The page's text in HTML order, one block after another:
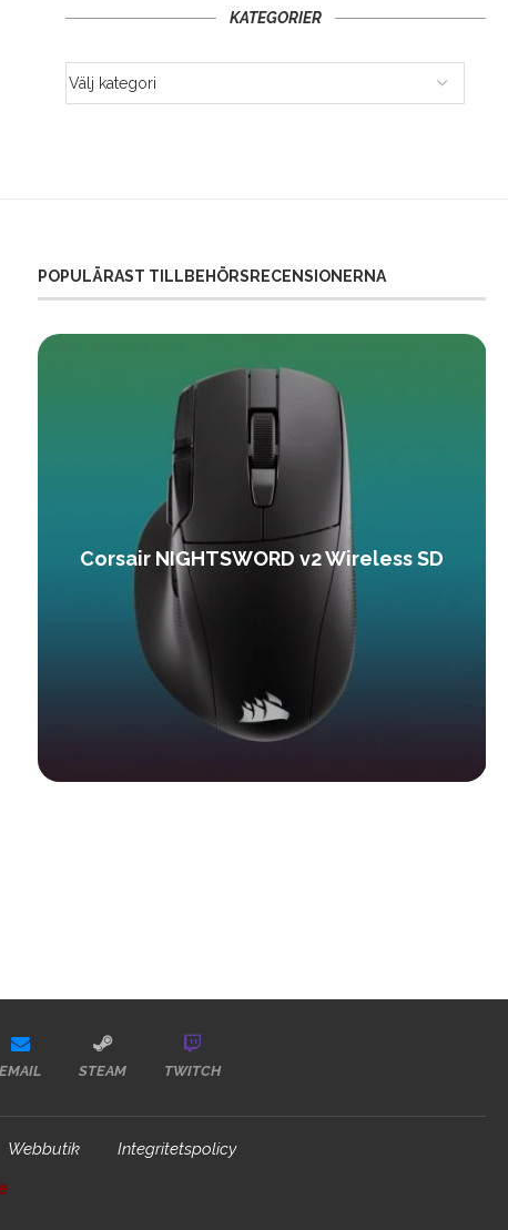
KATEGORIER
POPULÄRAST TILLBEHÖRSRECENSIONERNA
Corsair NIGHTSWORD v2 Wireless SD
EMAIL STEAM TWITCH
Webbutik Integritetspolicy